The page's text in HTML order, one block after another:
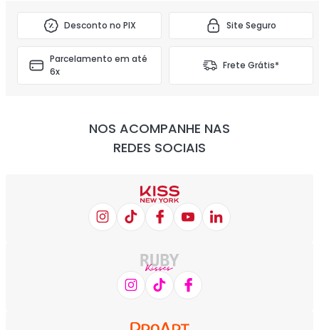
Desconto no PIX Site Seguro
Parcelamento em até
6x
Frete Grátis*
NOS ACOMPANHE NAS
REDES SOCIAIS